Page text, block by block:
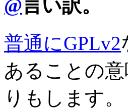
@言い訳。
普通にGPLv2
あることの
りもします。